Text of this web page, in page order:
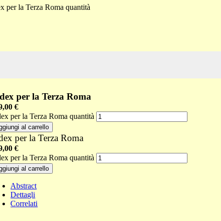
per la Terza Roma quantità
per la Terza Roma
€
per la Terza Roma quantità
al carrello
per la Terza Roma
€
per la Terza Roma quantità
al carrello
Abstract
Dettagli
Correlati